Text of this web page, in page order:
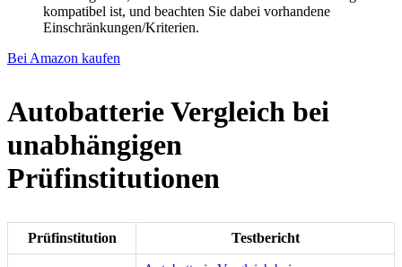
kompatibel ist, und beachten Sie dabei vorhandene
Einschränkungen/Kriterien.
Bei Amazon kaufen
Autobatterie Vergleich bei
unabhängigen
Prüfinstitutionen
Prüfinstitution Testbericht